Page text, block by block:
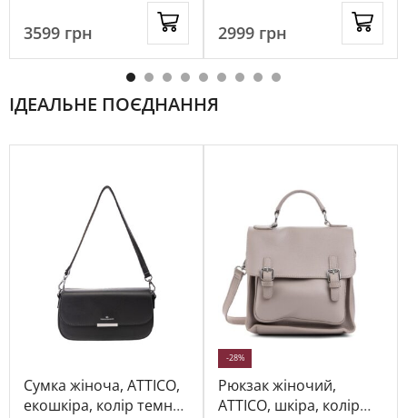
3599 грн 2999 грн
ІДЕАЛЬНЕ ПОЄДНАННЯ
Сумка жіноча, ATTICO,
екошкіра, колір темно-
Рюкзак жіночий,
ATTICO, шкіра, колір
-28%